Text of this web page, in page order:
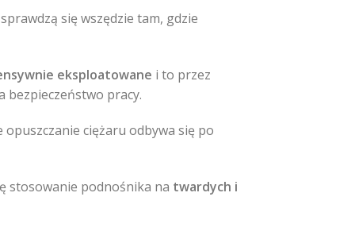
się wszędzie tam, gdzie
eksploatowane i to przez
bezpieczeństwo pracy.
opuszczanie ciężaru odbywa się po
stosowanie podnośnika na twardych i